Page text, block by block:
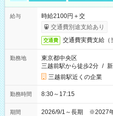
給与
時給2100円＋交
交通費別途支給あり
交通費 交通費実費支給（
勤務地
東京都中央区
三越前駅から徒歩2分 /
三越前駅近くの企業
勤務時間 8:30～17:15
期間
2026/9/1～長期 ※2027